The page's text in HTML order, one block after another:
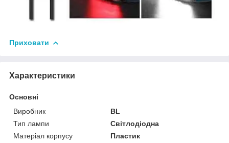
Приховати
Характеристики
Основні
Виробник
BL
Тип лампи
Світлодіодна
Матеріал корпусу
Пластик